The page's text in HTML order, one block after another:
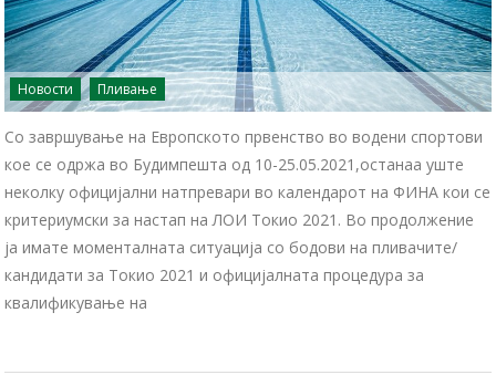
Новости Пливање
Со завршување на Европското првенство во водени спортови
кое се одржа во Будимпешта од 10-25.05.2021,останаа уште
неколку официјални натпревари во календарот на ФИНА кои се
критериумски за настап на ЛОИ Токио 2021. Во продолжение
ја имате моменталната ситуација со бодови на пливачите/
кандидати за Токио 2021 и официјалната процедура за
квалификување на